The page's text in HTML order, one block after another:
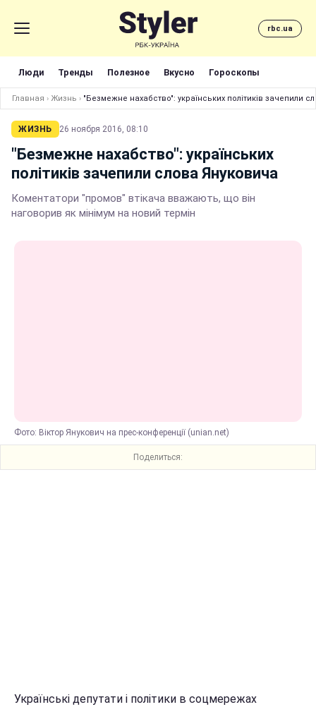
rbc.ua
Люди Тренды Полезное Вкусно Гороскопы
Главная › Жизнь › "Безмежне нахабство": українських політиків зачепили
ЖИЗНЬ 26 ноября 2016, 08:10
"Безмежне нахабство": українських
політиків зачепили слова Януковича
Коментатори "промов" втікача вважають, що він
наговорив як мінімум на новий термін
Фото: Віктор Янукович на прес-конференції (unian.net)
Поделиться:
Українські депутати і політики в соцмережах